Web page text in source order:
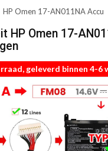
HP Omen 17-AN011NA Accu
HP Omen 17-
geleverd binnen 4-6